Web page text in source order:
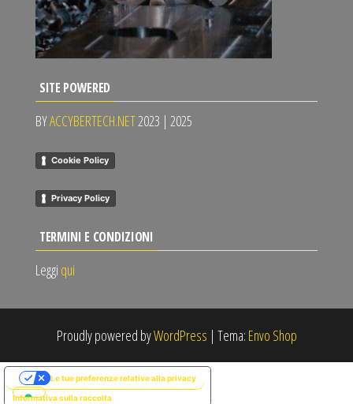
SITE POWERED
BYACCYBERTECH.NET2023 | 2025
Cookie Policy
Privacy Policy
TERMINI E CONDIZIONI
Leggi qui
Proudly powered byWordPress | Tema: Envo Shop
Informativa sulla raccolta
Le tue preferenze relative alla privacy